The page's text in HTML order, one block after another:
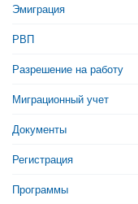
Эмиграция
РВП
Разрешение на работу
Миграционный учет
Документы
Регистрация
Программы